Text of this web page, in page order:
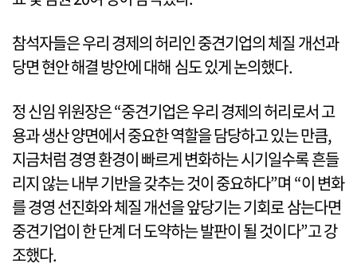
참석자들은 우리 경제의 허리인 중견기업의 체질 개선과
당면 현안 해결 방안에 대해 심도 있게 논의했다.
정 신임 위원장은 “중견기업은 우리 경제의 허리로서 고
용과 생산 양면에서 중요한 역할을 담당하고 있는 만큼,
지금처럼 경영 환경이 빠르게 변화하는 시기일수록 흔들
리지 않는 내부 기반을 갖추는 것이 중요하다”며 “이 변화
를 경영 선진화와 체질 개선을 앞당기는 기회로 삼는다면
중견기업이 한 단계 더 도약하는 발판이 될 것이다”고 강
조했다.